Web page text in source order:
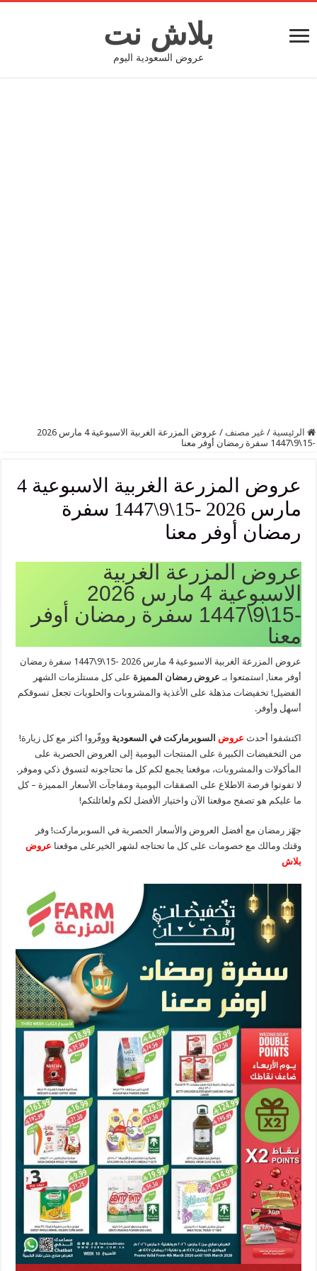
بلاش نت
عروض السعودية اليوم
الرئيسية / غير مصنف /
عروض المزرعة الغربية الاسبوعية 4 مارس 2026
-15\9\1447 سفرة رمضان أوفر معنا
عروض المزرعة الغربية الاسبوعية 4
مارس 2026 -15\9\1447 سفرة
رمضان أوفر معنا
عروض المزرعة الغربية
الاسبوعية 4 مارس 2026
-15\9\1447 سفرة رمضان أوفر
معنا
عروض المزرعة الغربية الاسبوعية 4 مارس 2026 -15\9\1447 سفرة رمضان
أوفر معنا, استمتعوا بـ عروض رمضان المميزة على كل مستلزمات الشهر
الفضيل! تخفيضات مذهلة على الأغذية والمشروبات والحلويات تجعل تسوقكم
أسهل وأوفر.
اكتشفوا أحدث عروض السوبرماركت في السعودية ووفّروا أكثر مع كل زيارة!
من التخفيضات الكبيرة على المنتجات اليومية إلى العروض الحصرية على
المأكولات والمشروبات، موقعنا يجمع لكم كل ما تحتاجونه لتسوق ذكي وموفر.
لا تفوتوا فرصة الاطلاع على الصفقات اليومية ومفاجآت الأسعار المميزة – كل
ما عليكم هو تصفح موقعنا الآن واختيار الأفضل لكم ولعائلتكم!
جهّز رمضان مع أفضل العروض والأسعار الحصرية في السوبرماركت! وفر
وقتك ومالك مع خصومات على كل ما تحتاجه لشهر الخيرعلى موقعنا عروض
بلاش